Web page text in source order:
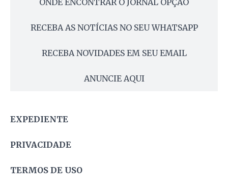
ONDE ENCONTRAR O JORNAL OPÇÃO
RECEBA AS NOTÍCIAS NO SEU WHATSAPP
RECEBA NOVIDADES EM SEU EMAIL
ANUNCIE AQUI
EXPEDIENTE
PRIVACIDADE
TERMOS DE USO